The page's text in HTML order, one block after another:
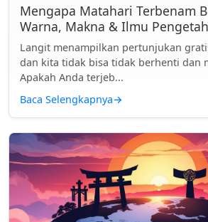
Mengapa Matahari Terbenam
Warna, Makna & Ilmu
Langit menampilkan pertunjukan
dan kita tidak bisa tidak berhenti dan
Apakah Anda terjeb...
Baca Selengkapnya→